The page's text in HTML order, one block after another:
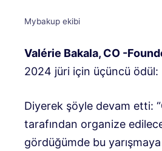
Mybakup ekibi
Valérie Bakala, CO -
2024 jüri için üçüncü ödül:
Diyerek şöyle devam etti:
tarafından organize
gördüğümde bu